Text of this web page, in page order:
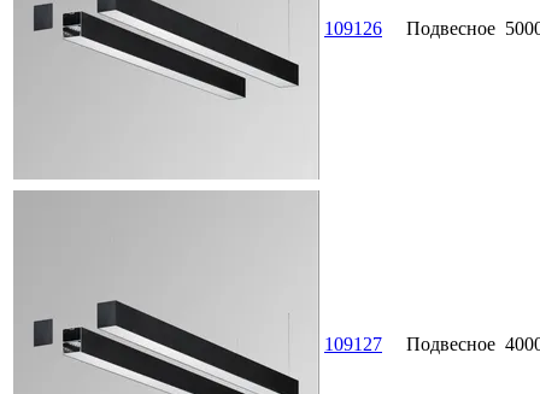
109126 Подвесное
109127 Подвесное